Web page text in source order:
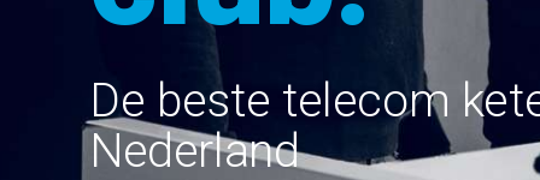
De beste telecom
Nederland